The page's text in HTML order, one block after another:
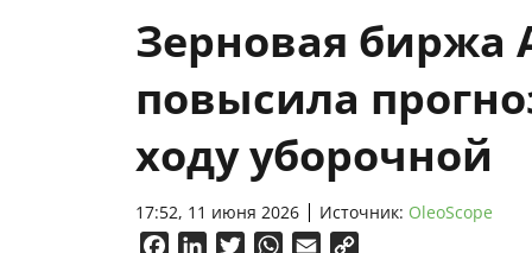
Зерновая биржа
повысила
ходу уборочной
17:52, 11 июня 2026 Источник: OleoScope
FacebookLinkedInTwitterWhatsApp
Email